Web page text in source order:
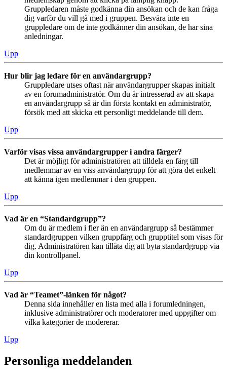
Gruppledaren måste godkänna din ansökan och de kan fråga
dig varför du vill gå med i gruppen. Besvära inte en
gruppledare om de inte godkänner din ansökan, de har sina
anledningar.
Upp
Hur blir jag ledare för en användargrupp?
Gruppledare utses oftast när användargrupper skapas initialt
av en forumadministratör. Om du är intresserad av att skapa
en användargrupp så är din första kontakt en administratör,
försök med att skicka ett personligt meddelande till dem.
Upp
Varför visas vissa användargrupper i andra färger?
Det är möjligt för administratören att tilldela en färg till
medlemmar av en viss användargrupp för att göra det enkelt
att känna igen medlemmar i den gruppen.
Upp
Vad är en “Standardgrupp”?
Om du är medlem i fler än en användargrupp så bestämmer
standardgruppen vilken gruppfärg och grupptitel som visas för
dig. Administratören kan tillåta dig att byta standardgrupp via
din kontrollpanel.
Upp
Vad är “Teamet”-länken för något?
Denna sida innehåller en lista med alla i forumledningen,
inklusive administratörer och moderatorer med uppgifter om
vilka kategorier de modererar.
Upp
Personliga meddelanden